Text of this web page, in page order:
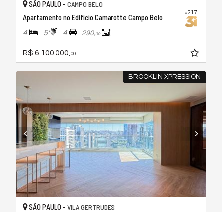
#217
SÃO PAULO - CAMPO BELO
Apartamento no Edifício Camarotte Campo Belo
4 5 4 290,00
R$ 6.100.000, 00
BROOKLIN XPRESSION
SÃO PAULO - VILA GERTRUDES